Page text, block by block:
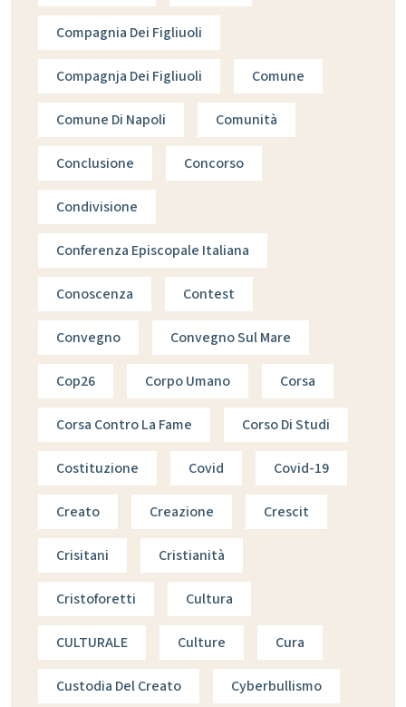
Compagnia Dei Figliuoli
Compagnja Dei Figliuoli Comune
Comune Di Napoli Comunità
Conclusione Concorso
Condivisione
Conferenza Episcopale Italiana
Conoscenza Contest
Convegno Convegno Sul Mare
Cop26 Corpo Umano Corsa
Corsa Contro La Fame Corso Di Studi
Costituzione Covid Covid-19
Creato Creazione Crescit
Crisitani Cristianità
Cristoforetti Cultura
CULTURALE Culture Cura
Custodia Del Creato Cyberbullismo